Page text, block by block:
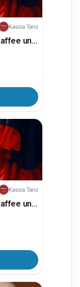
Kassia Tanz
Tanz & Torte – Kreistänze, Kaffee und Kuchen
Kassia Tanz
Tanz & Torte – Kreistänze, Kaffee und Kuchen